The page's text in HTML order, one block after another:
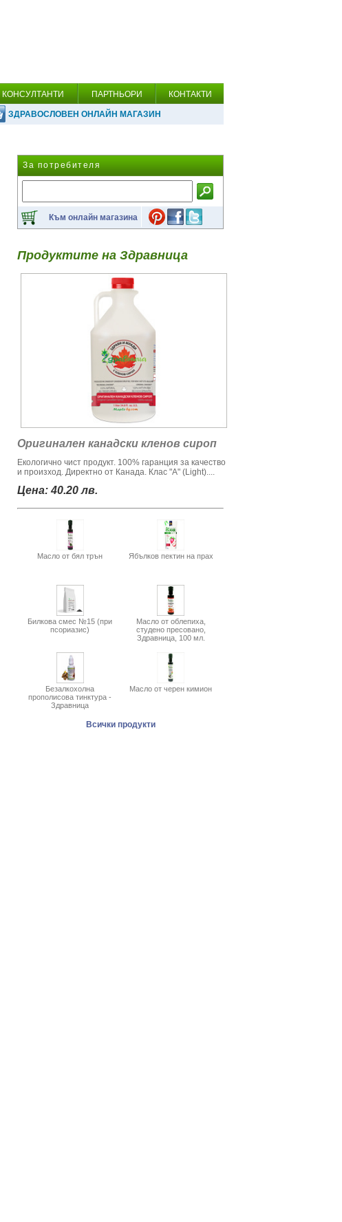
КОНСУЛТАНТИ ПАРТНЬОРИ КОНТАКТИ
ЗДРАВОСЛОВЕН ОНЛАЙН МАГАЗИН
За потребителя
Към онлайн магазина
Продуктите на Здравница
Оригинален канадски кленов сироп
Екологично чист продукт. 100% гаранция за качество
и произход. Директно от Канада. Клас "А" (Light)....
Цена: 40.20 лв.
Масло от бял трън Ябълков пектин на прах
Билкова смес №15 (при
псориазис)
Масло от облепиха,
студено пресовано,
Здравница, 100 мл.
Безалкохолна
прополисова тинктура -
Здравница
Масло от черен кимион
Всички продукти